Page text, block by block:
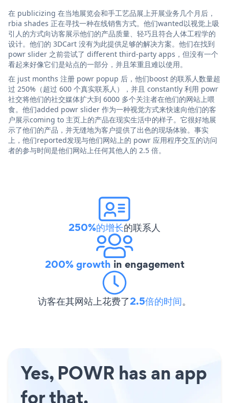
在 publicizing 在当地展览会和手工艺品展上开展业务几个月后，
rbia shades 正在寻找一种在线销售方式。他们wanted以视觉上吸
引人的方式向访客展示他们的产品质量、轻巧且符合人体工程学的
设计。他们的 3DCart 没有为此提供足够的解决方案。他们在找到
powr slider 之前尝试了 different third-party apps，但没有一个
看起来好像它们是站点的一部分，并且笨重且难以使用。
在 just months 注册 powr popup 后，他们boost 的联系人数量超
过 250%（超过 600 个真实联系人），并且 constantly 利用 powr
社交将他们的社交媒体扩大到 6000 多个关注者在他们的网站上喂
食。他们added powr slider 作为一种视觉方式来快速向他们的客
户展示coming to 主页上的产品在现实生活中的样子。它很好地展
示了他们的产品，并无缝地为客户提供了出色的现场体验。事实
上，他们reported发现与他们网站上的 powr 应用程序交互的访问
者的参与时间是他们网站上任何其他人的 2.5 倍。
250%的增长的联系人
200% growth in engagement
访客在其网站上花费了2.5倍的时间。
Yes, POWR has an app
for that.